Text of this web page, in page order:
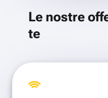
Le nostre
te